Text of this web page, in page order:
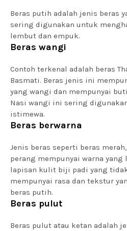
Beras putih adalah jenis beras
sering digunakan untuk
lembut dan empuk.
Beras wangi
Contoh terkenal adalah beras
Basmati. Beras jenis ini
yang wangi dan mempunyai
Nasi wangi ini sering
istimewa.
Beras berwarna
Jenis beras seperti beras
perang mempunyai warna yang
lapisan kulit biji padi yang
mempunyai rasa dan tekstur
beras putih.
Beras pulut
Beras pulut atau ketan adalah